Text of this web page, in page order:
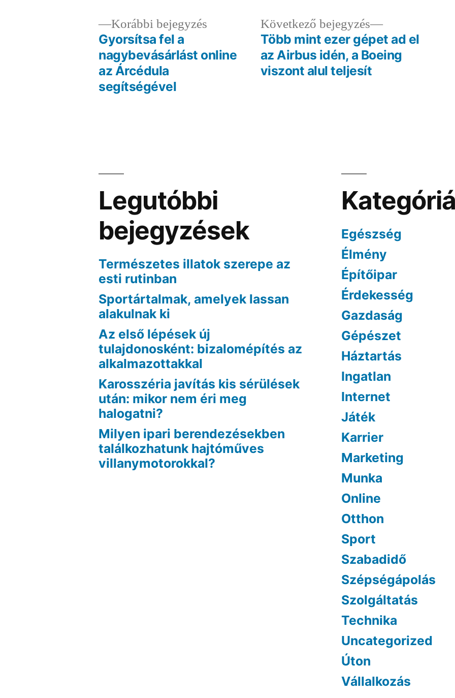
Bejegyzés
navigáció
Korábbi bejegyzés
bejegyzés:
Gyorsítsa fel a
nagybevásárlást online
az Árcédula
segítségével
Következő bejegyzés
Következő
bejegyzés:
Több mint ezer gépet ad el
az Airbus idén, a Boeing
viszont alul teljesít
Legutóbbi
bejegyzések
Természetes illatok szerepe az
esti rutinban
Sportártalmak, amelyek lassan
alakulnak ki
Az első lépések új
tulajdonosként: bizalomépítés az
alkalmazottakkal
Karosszéria javítás kis sérülések
után: mikor nem éri meg
halogatni?
Milyen ipari berendezésekben
találkozhatunk hajtóműves
villanymotorokkal?
Egészség
Élmény
Építőipar
Érdekesség
Gazdaság
Gépészet
Háztartás
Ingatlan
Internet
Játék
Karrier
Marketing
Munka
Online
Otthon
Sport
Szabadidő
Szépségápolás
Szolgáltatás
Technika
Uncategorized
Úton
Vállalkozás